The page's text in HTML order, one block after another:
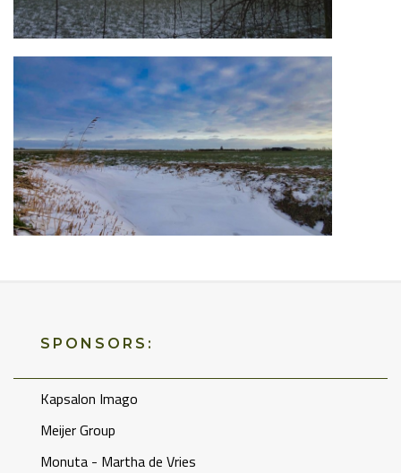
SPONSORS:
Kapsalon Imago
Meijer Group
Monuta - Martha de Vries